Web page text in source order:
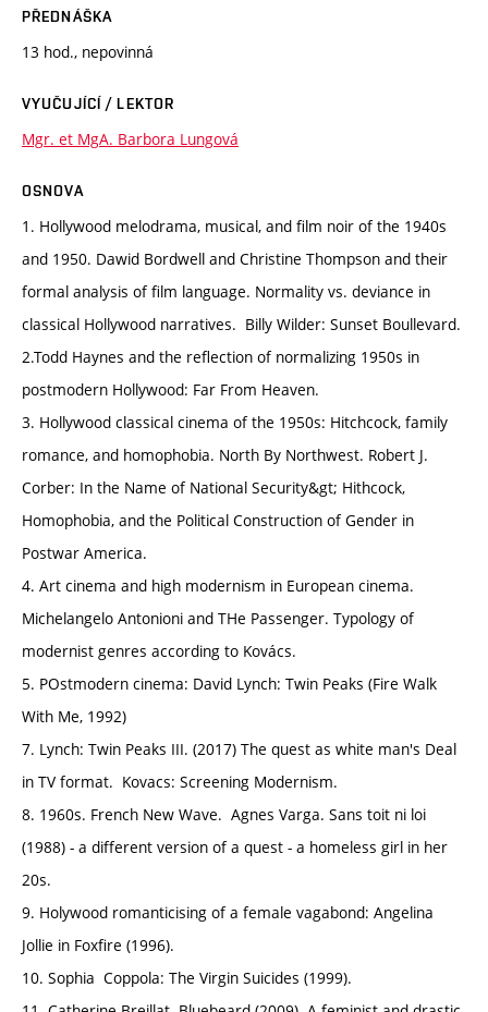
PŘEDNÁŠKA
13 hod., nepovinná
VYUČUJÍCÍ / LEKTOR
Mgr. et MgA. Barbora Lungová
OSNOVA
1. Hollywood melodrama, musical, and film noir of the 1940s
and 1950. Dawid Bordwell and Christine Thompson and their
formal analysis of film language. Normality vs. deviance in
classical Hollywood narratives. Billy Wilder: Sunset Boullevard.
2.Todd Haynes and the reflection of normalizing 1950s in
postmodern Hollywood: Far From Heaven.
3. Hollywood classical cinema of the 1950s: Hitchcock, family
romance, and homophobia. North By Northwest. Robert J.
Corber: In the Name of National Security&gt; Hithcock,
Homophobia, and the Political Construction of Gender in
Postwar America.
4. Art cinema and high modernism in European cinema.
Michelangelo Antonioni and THe Passenger. Typology of
modernist genres according to Kovács.
5. POstmodern cinema: David Lynch: Twin Peaks (Fire Walk
With Me, 1992)
7. Lynch: Twin Peaks III. (2017) The quest as white man's Deal
in TV format. Kovacs: Screening Modernism.
8. 1960s. French New Wave. Agnes Varga. Sans toit ni loi
(1988) - a different version of a quest - a homeless girl in her
20s.
9. Holywood romanticising of a female vagabond: Angelina
Jollie in Foxfire (1996).
10. Sophia Coppola: The Virgin Suicides (1999).